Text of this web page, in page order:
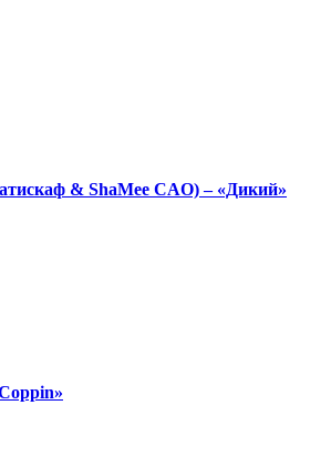
& ShaMee CAO) – «Дикий»